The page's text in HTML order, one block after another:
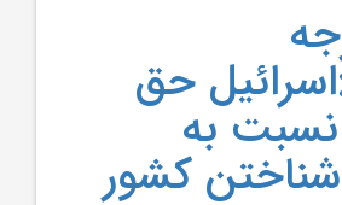
حق
به
کشور